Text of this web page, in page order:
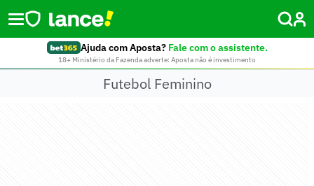
Ajuda com Aposta? Fale com o assistente.
18+ Ministério da Fazenda adverte: Aposta não é investimento
Futebol Feminino